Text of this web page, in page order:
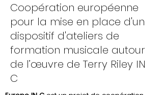
Coopération européenne
pour la mise en place d'un
dispositif d'ateliers de
formation musicale autour
de l’œuvre de Terry Riley IN
C